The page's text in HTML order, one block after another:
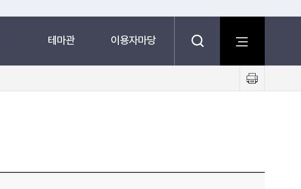
테마관 이용자마당
트